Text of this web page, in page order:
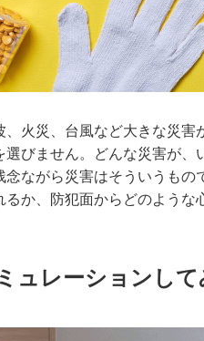
、火災、台風など大きな災
選びません。どんな災害が
念ながら災害はそういうも
るか、防犯面からどのような
ュレーションして